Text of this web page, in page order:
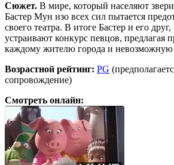
Сюжет. В мире, который населяют
Бастер Мун изо всех сил пытается
своего театра. В итоге Бастер и его
устраивают конкурс певцов, предлагая
каждому жителю города и невозможную
Возрастной рейтинг: PG
сопровождение)
Смотреть онлайн: